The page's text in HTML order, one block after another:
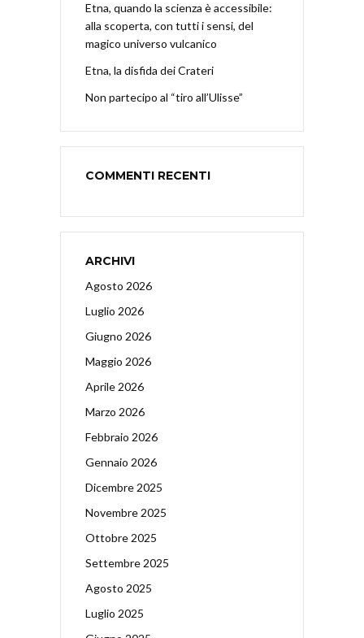
Etna, quando la scienza è accessibile:
alla scoperta, con tutti i sensi, del
magico universo vulcanico
Etna, la disfida dei Crateri
Non partecipo al “tiro all’Ulisse”
COMMENTI RECENTI
ARCHIVI
Agosto 2026
Luglio 2026
Giugno 2026
Maggio 2026
Aprile 2026
Marzo 2026
Febbraio 2026
Gennaio 2026
Dicembre 2025
Novembre 2025
Ottobre 2025
Settembre 2025
Agosto 2025
Luglio 2025